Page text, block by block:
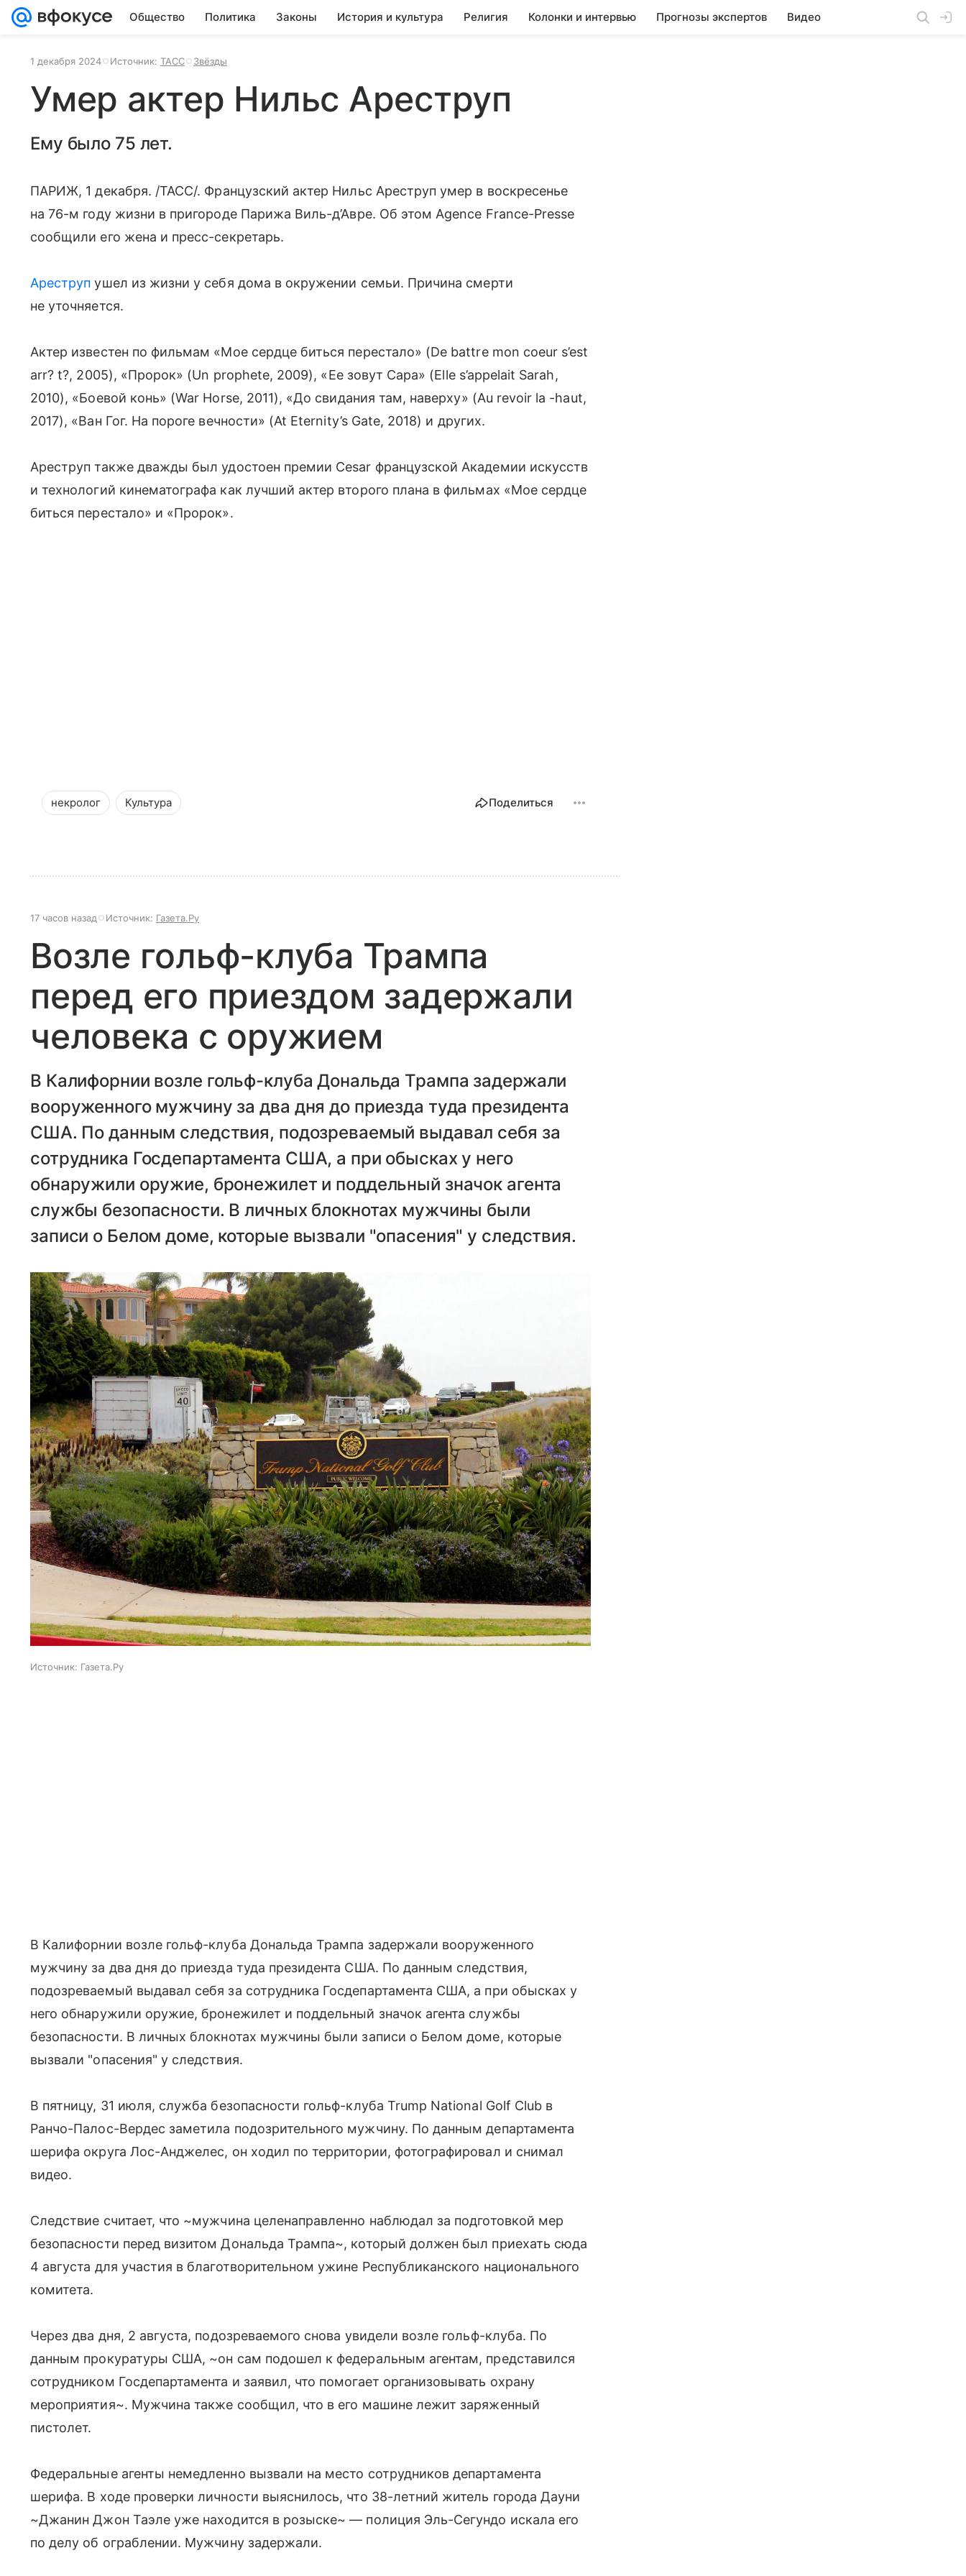
Общество Политика Законы История и культура Религия Колонки и интервью Прогнозы экспертов Видео
1 декабря 2024 Источник: ТАСС Звёзды
Умер актер Нильс Ареструп
Ему было 75 лет.
ПАРИЖ, 1 декабря. /ТАСС/. Французский актер Нильс Ареструп умер в воскресенье
на 76-м году жизни в пригороде Парижа Виль-д’Авре. Об этом Agence France-Presse
сообщили его жена и пресс-секретарь.
Ареструп ушел из жизни у себя дома в окружении семьи. Причина смерти
не уточняется.
Актер известен по фильмам «Мое сердце биться перестало» (De battre mon coeur s’est
arr? t?, 2005), «Пророк» (Un prophete, 2009), «Ее зовут Сара» (Elle s’appelait Sarah,
2010), «Боевой конь» (War Horse, 2011), «До свидания там, наверху» (Au revoir lа -haut,
2017), «Ван Гог. На пороге вечности» (At Eternity’s Gate, 2018) и других.
Ареструп также дважды был удостоен премии Cesar французской Академии искусств
и технологий кинематографа как лучший актер второго плана в фильмах «Мое сердце
биться перестало» и «Пророк».
некролог Культура Поделиться
17 часов назад Источник: Газета.Ру
Возле гольф-клуба Трампа
перед его приездом задержали
человека с оружием
В Калифорнии возле гольф-клуба Дональда Трампа задержали
вооруженного мужчину за два дня до приезда туда президента
США. По данным следствия, подозреваемый выдавал себя за
сотрудника Госдепартамента США, а при обысках у него
обнаружили оружие, бронежилет и поддельный значок агента
службы безопасности. В личных блокнотах мужчины были
записи о Белом доме, которые вызвали "опасения" у следствия.
Источник: Газета.Ру
В Калифорнии возле гольф-клуба Дональда Трампа задержали вооруженного
мужчину за два дня до приезда туда президента США. По данным следствия,
подозреваемый выдавал себя за сотрудника Госдепартамента США, а при обысках у
него обнаружили оружие, бронежилет и поддельный значок агента службы
безопасности. В личных блокнотах мужчины были записи о Белом доме, которые
вызвали "опасения" у следствия.
В пятницу, 31 июля, служба безопасности гольф-клуба Trump National Golf Club в
Ранчо-Палос-Вердес заметила подозрительного мужчину. По данным департамента
шерифа округа Лос-Анджелес, он ходил по территории, фотографировал и снимал
видео.
Следствие считает, что ~мужчина целенаправленно наблюдал за подготовкой мер
безопасности перед визитом Дональда Трампа~, который должен был приехать сюда
4 августа для участия в благотворительном ужине Республиканского национального
комитета.
Через два дня, 2 августа, подозреваемого снова увидели возле гольф-клуба. По
данным прокуратуры США, ~он сам подошел к федеральным агентам, представился
сотрудником Госдепартамента и заявил, что помогает организовывать охрану
мероприятия~. Мужчина также сообщил, что в его машине лежит заряженный
пистолет.
Федеральные агенты немедленно вызвали на место сотрудников департамента
шерифа. В ходе проверки личности выяснилось, что 38-летний житель города Дауни
~Джанин Джон Таэле уже находится в розыске~ — полиция Эль-Сегундо искала его
по делу об ограблении. Мужчину задержали.